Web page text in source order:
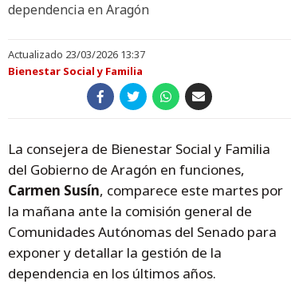
dependencia en Aragón
Actualizado 23/03/2026 13:37
Bienestar Social y Familia
La consejera de Bienestar Social y Familia
del Gobierno de Aragón en funciones,
Carmen Susín, comparece este martes por
la mañana ante la comisión general de
Comunidades Autónomas del Senado para
exponer y detallar la gestión de la
dependencia en los últimos años.